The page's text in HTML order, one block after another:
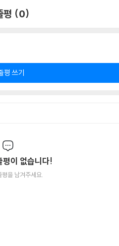
평 (0)
평 쓰기
평이 없습니다!
을 남겨주세요.